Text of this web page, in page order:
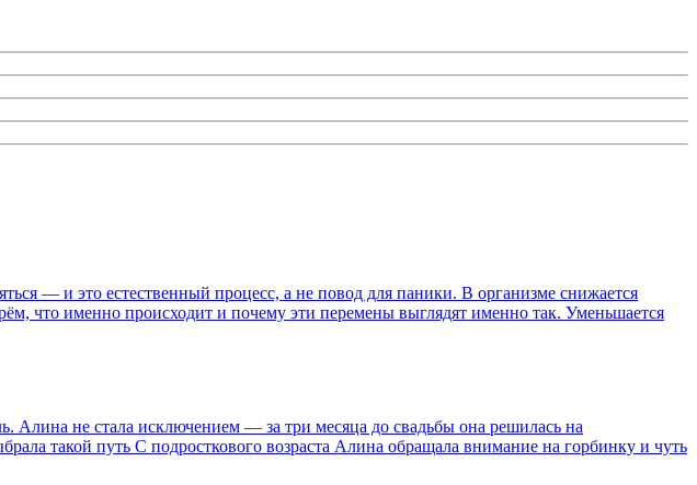
— и это естественный процесс, а не повод для паники. В организме снижается
что именно происходит и почему эти перемены выглядят именно так. Уменьшается
Алина не стала исключением — за три месяца до свадьбы она решилась на
такой путь С подросткового возраста Алина обращала внимание на горбинку и чуть